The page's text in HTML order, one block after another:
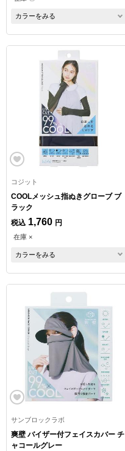
カラーをみる
コジット
COOLメッシュ指ぬきグローブ ブ
ラック
税込 1,760 円
在庫 ×
カラーをみる
サンブロックラボ
爽壁 バイザー付フェイスカバー チ
ャコールグレー